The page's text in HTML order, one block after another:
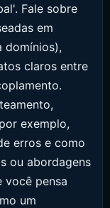
Fale sobre
em
domínios),
claros entre
exemplo,
erros e como
ou abordagens
você pensa
um